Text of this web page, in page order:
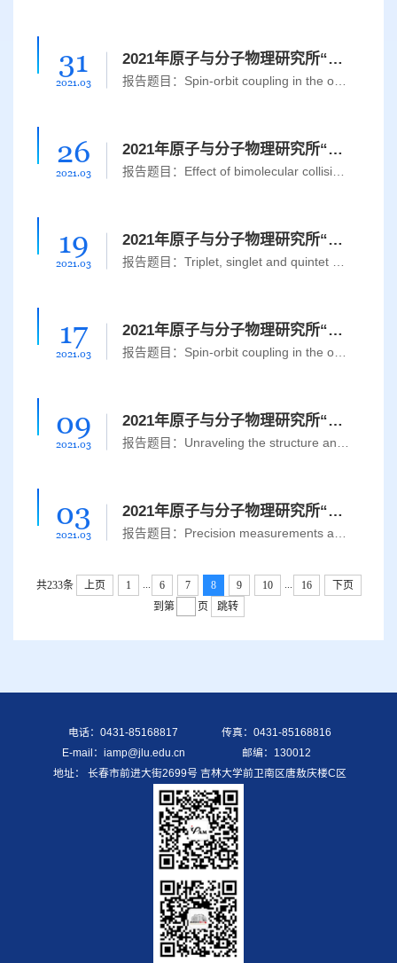
31
2021.03
2021年原子与分子物理研究所“吉大学子全球胜任力提升计划”系列讲座（6）
报告题目：Spin-orbit coupling in the open shell of superoxide ion and biochemical oxygen activation by oxidase enzymes报告人：Professor Boris F. Minaev 报告时间：4月7日(周三),14:00 报告地点：腾讯会议： https://meeting.tencent.com/s/is3K0LaiR3YH 会议 ID：605 313 810主办单位：原子与分子物理研究所报告人简介：Boris F. Minaev is the head of Chemistry and Nanomaterial Science Department at the Boh...
26
2021.03
2021年原子与分子物理研究所“吉大学子全球胜任力提升计划”系列讲座（5）
报告题目：Effect of bimolecular collisions on the radiative lifetime of singlet oxygen报告人：Professor Boris F. Minaev 报告时间：3月31日(周三),14:00 报告地点：腾讯会议： https://meeting.tencent.com/s/LdHRwlHtg2Nz 会议 ID：728 450 458主办单位：原子与分子物理研究所报告人简介：Boris F. Minaev is the head of Chemistry and Nanomaterial Science Department at the Bohdan Khmelnytsky National Univer...
19
2021.03
2021年原子与分子物理研究所“吉大学子全球胜任力提升计划”系列讲座（4）
报告题目：Triplet, singlet and quintet dioxygen and their role in the life on the Earth planet报告人：Professor Boris F. Minaev 报告时间：3月24日(周三),14:00 报告地点：腾讯会议：https://meeting.tencent.com/s/NyBb4fn1pfsX 会议 ID：949 284 013主办单位：原子与分子物理研究所报告人简介：Boris F. Minaev is the head of Chemistry and Nanomaterial Science Department at the Bohdan Khmelnytsky National...
17
2021.03
2021年原子与分子物理研究所“吉大学子全球胜任力提升计划”系列讲座（3）
报告题目：Spin-orbit coupling in the oxygen molecule and the nightglow of the upper atmosphere报告人：Professor Boris F. Minaev 报告时间：3月17日(周三),14:00 报告地点：腾讯会议：https://meeting.tencent.com/s/a3m5fjAfXZBA 会议 ID：426 379 077 主办单位：原子与分子物理研究所报告人简介：Boris F. Minaev is the head of Chemistry and Nanomaterial Science Department at the Bohdan Khmelnytsky National ...
09
2021.03
2021年原子与分子物理研究所“吉大学子全球胜任力提升计划”系列讲座（2）
报告题目：Unraveling the structure and dynamics of molecules at work报告人： Jochen Küpper Group leader at the Center for Free-Electron Laser Science (CFEL), Deutsches Elektronen-Synchrotron DESY报告时间：3月9日 (周二) 16：00报告地点：腾讯会议：https://meeting.tencent.com/s/phRegxf4DHa0 会议 ID：188 204 249主办单位：原子与分子物理研究所报告人简介：Jochen Küpper...
03
2021.03
2021年原子与分子物理研究所“吉大学子全球胜任力提升计划”系列讲座（1）
报告题目：Precision measurements and fundamental physical constants报告人：严宗朝 Zong Chao Yan 加拿大纽布伦斯威克大学 University of New Brunswick报告时间：3月5日 (周五) 10:00报告地点：腾讯会议：https://meeting.tencent.com/s/kgSyNX0uHYDI 会议号：408 868 769主办单位：原子与分子物理研究所报告人简介：Zong-Chao Yan received his PhD degree in 1994 from University of Windsor, under the...
共233条 上页 1 ... 6 7 8 9 10 ... 16
下页
到第
页 跳转
电话：0431-85168817
传真：0431-85168816
E-mail：iamp@jlu.edu.cn
邮编：130012
地址： 长春市前进大街2699号 吉林大学前卫南区唐敖庆楼C区